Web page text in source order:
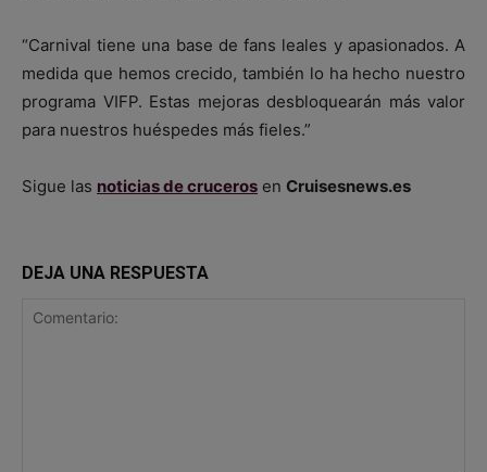
“Carnival tiene una base de fans leales y apasionados. A
medida que hemos crecido, también lo ha hecho nuestro
programa VIFP. Estas mejoras desbloquearán más valor
para nuestros huéspedes más fieles.”
Sigue las noticias de cruceros en Cruisesnews.es
DEJA UNA RESPUESTA